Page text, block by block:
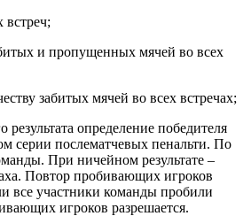
встреч;
и пропущенных мячей во всех
забитых мячей во всех встречах;
результата определение победителя
серии послематчевых пенальти. По
При ничейном результате –
Повтор пробивающих игроков
все участники команды пробили
игроков разрешается.